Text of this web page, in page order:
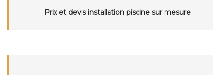
Prix et devis installation piscine sur mesure